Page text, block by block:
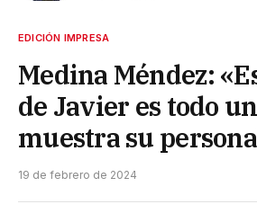
EDICIÓN IMPRESA
Medina Méndez:
de Javier es todo
muestra su
19 de febrero de 2024